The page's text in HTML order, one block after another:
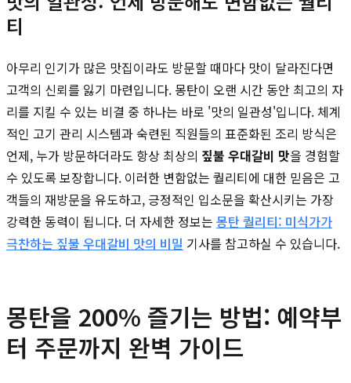
티
아무리 인기가 많은 맛집이라도 방문할 때마다 맛이 달라진다면
고객의 신뢰를 잃기 마련입니다. 몽탄이 오랜 시간 동안 최고의 자
리를 지킬 수 있는 비결 중 하나는 바로 '맛의 일관성'입니다. 체계
적인 고기 관리 시스템과 숙련된 직원들의 표준화된 조리 방식은
언제, 누가 방문하더라도 항상 최상의 짚불 우대갈비 맛을 경험할
수 있도록 보장합니다. 이러한 변함없는 퀄리티에 대한 믿음은 고
객들의 재방문을 유도하고, 긍정적인 입소문을 확산시키는 가장
강력한 동력이 됩니다. 더 자세한 정보는 몽탄 퀄리티: 미식가가
극찬하는 짚불 우대갈비 맛의 비밀 기사를 참고하실 수 있습니다.
몽탄을 200% 즐기는 방법: 예약부
터 주문까지 완벽 가이드